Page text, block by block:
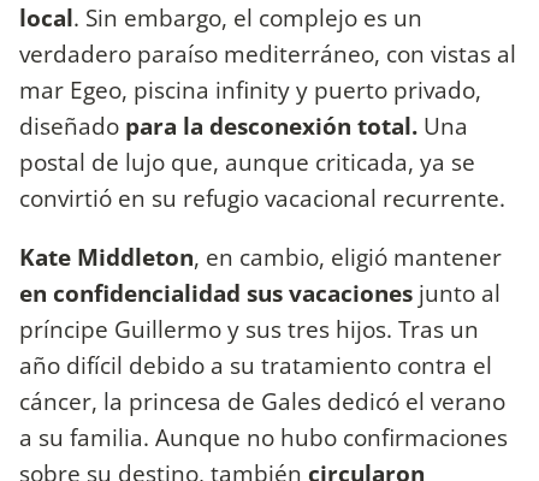
local. Sin embargo, el complejo es un
verdadero paraíso mediterráneo, con vistas al
mar Egeo, piscina infinity y puerto privado,
diseñado para la desconexión total. Una
postal de lujo que, aunque criticada, ya se
convirtió en su refugio vacacional recurrente.
Kate Middleton, en cambio, eligió mantener
en confidencialidad sus vacaciones junto al
príncipe Guillermo y sus tres hijos. Tras un
año difícil debido a su tratamiento contra el
cáncer, la princesa de Gales dedicó el verano
a su familia. Aunque no hubo confirmaciones
sobre su destino, también circularon